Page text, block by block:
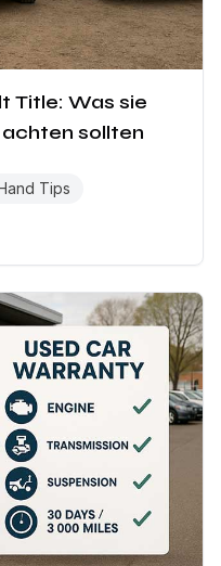
Title: Was sie
sollten
Tips